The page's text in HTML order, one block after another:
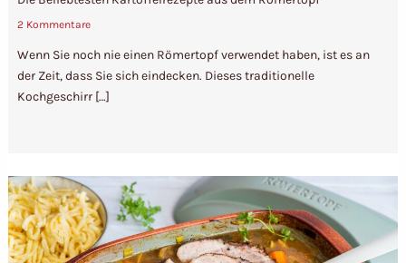
2 Kommentare
Wenn Sie noch nie einen Römertopf verwendet haben, ist es an
der Zeit, dass Sie sich eindecken. Dieses traditionelle
Kochgeschirr […]